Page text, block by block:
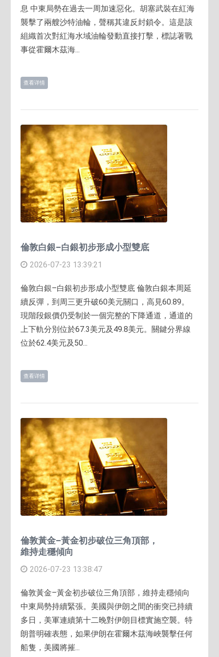
息 中東局勢在過去一周加速惡化。胡塞武裝在紅海
襲擊了兩艘沙特油輪，聲稱其違反封鎖令。這是該
組織首次對紅海水域油輪發動直接打擊，標誌著戰
事從霍爾木茲海...
查看详情
倫敦白銀–白銀初步形成小型雙底
2026-07-23 13:39:21
倫敦白銀–白銀初步形成小型雙底 倫敦白銀本周延
續反彈，到周三更升破60美元關口，高見60.89。
現階段銀價仍受制於一個完整的下降通道，通道的
上下軌分別位於67.3美元及49.8美元。關鍵分界線
位於62.4美元及50...
查看详情
倫敦黃金–黃金初步破位三角頂部，
維持走穩傾向
2026-07-23 13:38:47
倫敦黃金–黃金初步破位三角頂部，維持走穩傾向
中東局勢持續緊張。美國與伊朗之間的衝突已持續
多日，美軍連續第十二晚對伊朗目標實施空襲。特
朗普明確表態，如果伊朗在霍爾木茲海峽襲擊任何
船隻，美國將摧...